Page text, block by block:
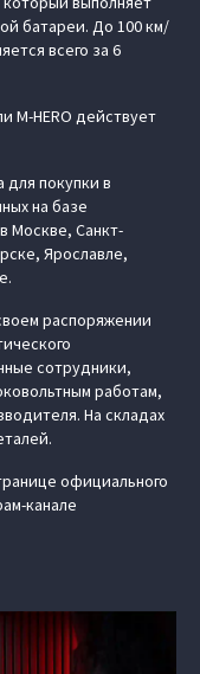
батареи. До 100 км/
всего за 6
действует
для покупки в
на базе
Москве, Санкт-
Ярославле,
распоряжении
сотрудники,
работам,
На складах
официального
канале